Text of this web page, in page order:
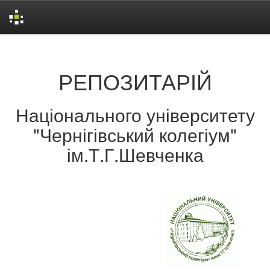
РЕПОЗИТАРІЙ
Національного університету
"Чернігівський колегіум"
ім.Т.Г.Шевченка